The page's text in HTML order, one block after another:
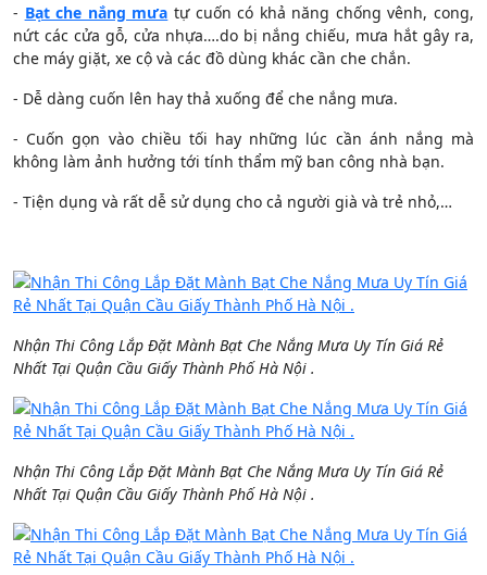
- Bạt che nắng mưa tự cuốn có khả năng chống vênh, cong,
nứt các cửa gỗ, cửa nhựa….do bị nắng chiếu, mưa hắt gây ra,
che máy giặt, xe cộ và các đồ dùng khác cần che chắn.
- Dễ dàng cuốn lên hay thả xuống để che nắng mưa.
- Cuốn gọn vào chiều tối hay những lúc cần ánh nắng mà
không làm ảnh hưởng tới tính thẩm mỹ ban công nhà bạn.
- Tiện dụng và rất dễ sử dụng cho cả người già và trẻ nhỏ,…
Nhận Thi Công Lắp Đặt Mành Bạt Che Nắng Mưa Uy Tín Giá Rẻ
Nhất Tại Quận Cầu Giấy Thành Phố Hà Nội .
Nhận Thi Công Lắp Đặt Mành Bạt Che Nắng Mưa Uy Tín Giá Rẻ
Nhất Tại Quận Cầu Giấy Thành Phố Hà Nội .